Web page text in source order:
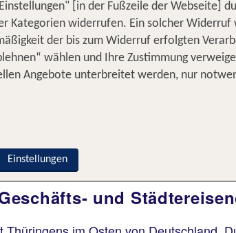
Erfurt
Mercure Hotel Erfurt
Altstadt
100 % Weiterempfehlung
und
[in der Fußzeile der Webseite]
Kategorien widerrufen. Ein solcher Widerruf
der bis zum Widerruf erfolgten
wählen und Ihre Zustimmung
Angebote unterbreitet werden, nur
Einstellungen